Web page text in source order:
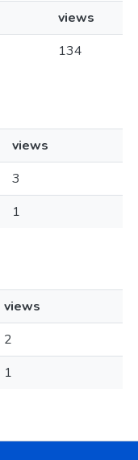
views
134
views
3
1
views
2
1